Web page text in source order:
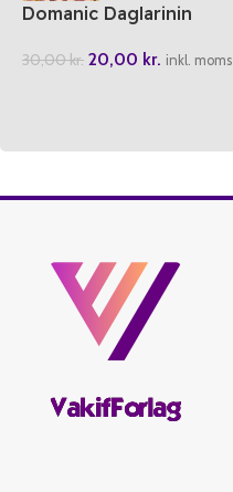
Domanic Daglarinin
30,00kr. 20,00 kr. inkl. moms